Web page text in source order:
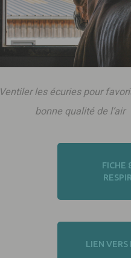
Ventiler les écuries pour
bonne qualité de l’air
FICHE
LIEN